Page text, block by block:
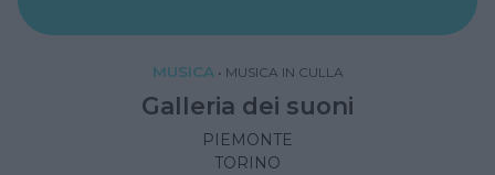
MUSICA • MUSICA IN CULLA
Galleria dei suoni
PIEMONTE
TORINO